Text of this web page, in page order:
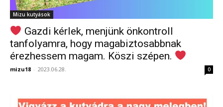
Mizu kutyások
Gazdi kérlek, menjünk önkontroll
tanfolyamra, hogy magabiztosabbnak
érezhessem magam. Köszi szépen.
mizu18 - 2023.06.28. 0